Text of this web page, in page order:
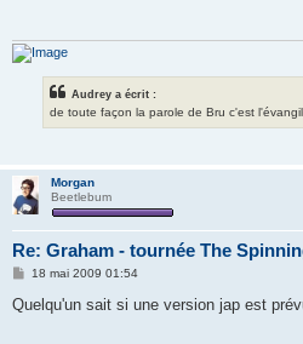
Audrey a écrit :
de toute façon la parole de Bru c'est
Morgan
Beetlebum
Re: Graham - tournée The
M
s
18 mai 2009 01:54
Quelqu'un sait si une version jap est